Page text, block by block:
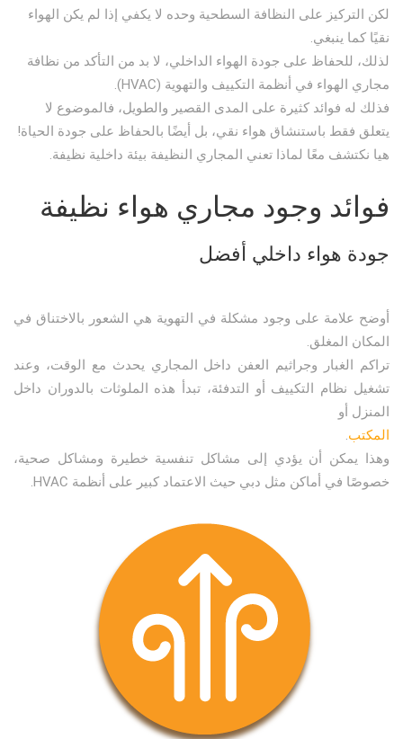
لكن التركيز على النظافة السطحية وحده لا يكفي إذا لم يكن الهواء
نقيًا كما ينبغي.
لذلك، للحفاظ على جودة الهواء الداخلي، لا بد من التأكد من نظافة
مجاري الهواء في أنظمة التكييف والتهوية (HVAC).
فذلك له فوائد كثيرة على المدى القصير والطويل، فالموضوع لا
يتعلق فقط باستنشاق هواء نقي، بل أيضًا بالحفاظ على جودة الحياة!
هيا نكتشف معًا لماذا تعني المجاري النظيفة بيئة داخلية نظيفة.
فوائد وجود مجاري هواء نظيفة
جودة هواء داخلي أفضل
أوضح علامة على وجود مشكلة في التهوية هي الشعور بالاختناق في
المكان المغلق.
تراكم الغبار وجراثيم العفن داخل المجاري يحدث مع الوقت، وعند
تشغيل نظام التكييف أو التدفئة، تبدأ هذه الملوثات بالدوران داخل
المنزل أو
المكتب.
وهذا يمكن أن يؤدي إلى مشاكل تنفسية خطيرة ومشاكل صحية،
خصوصًا في أماكن مثل دبي حيث الاعتماد كبير على أنظمة HVAC.